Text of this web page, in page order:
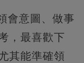
會意圖、做事
，最喜歡下
其能準確領